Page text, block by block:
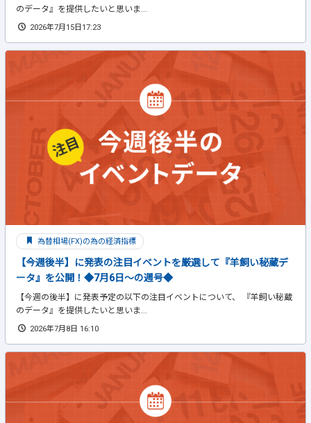
のデータ』を提供したいと思いま...
2026年7月15日17:23
為替相場(FX)の為の経済指標
【今週後半】に発表の注目イベントを厳選して『羊飼い秘蔵デ
ータ』を公開！◆7月6日～の週号◆
【今週の後半】に発表予定の以下の注目イベントについて、 『羊飼い秘蔵
のデータ』を提供したいと思いま...
2026年7月8日 16:10